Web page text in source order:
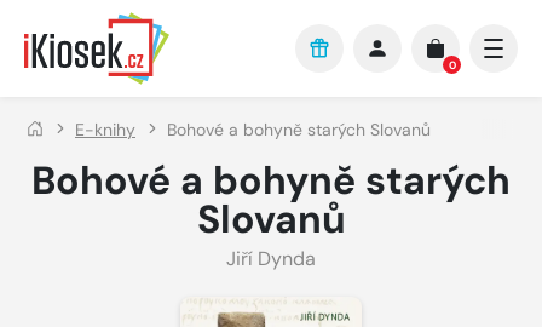
Přejít na hlavní obsah
0
E-knihy Bohové a bohyně starých Slovanů
Bohové a bohyně starých
Slovanů
Jiří Dynda